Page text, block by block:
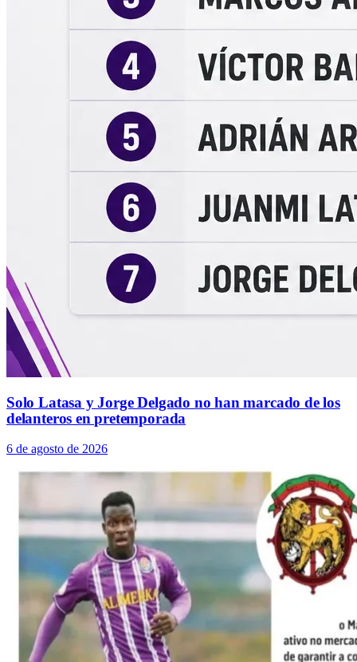
Solo Latasa y Jorge Delgado no han marcado de los
delanteros en pretemporada
6 de agosto de 2026